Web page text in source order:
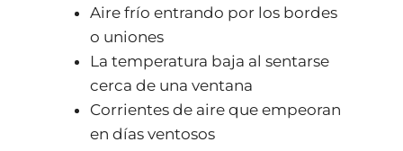
Aire frío entrando por los bordes
o uniones
La temperatura baja al sentarse
cerca de una ventana
Corrientes de aire que empeoran
en días ventosos